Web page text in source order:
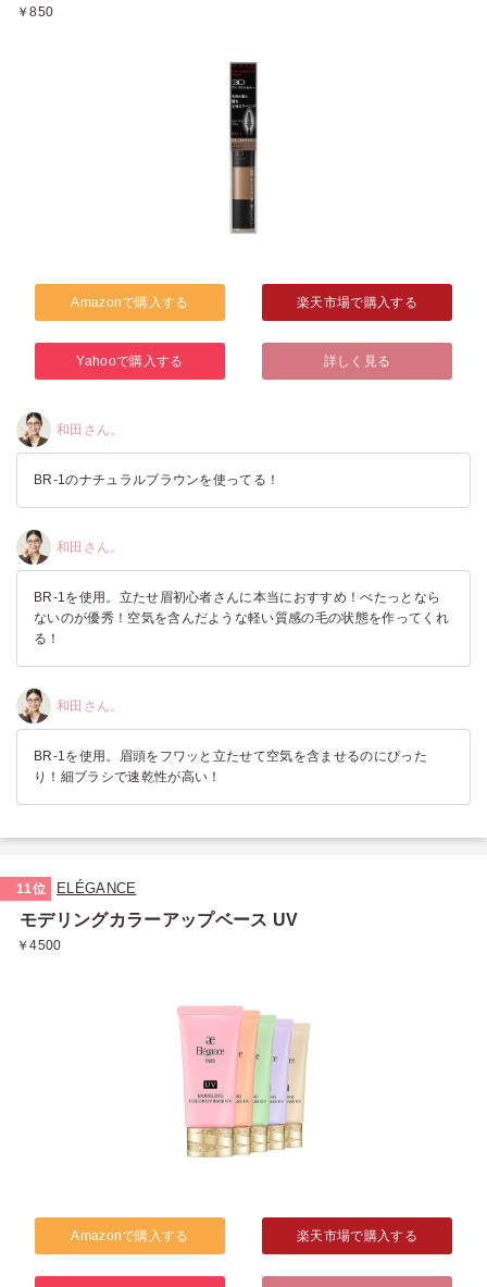
￥850
Amazonで購入する 楽天市場で購入する
Yahooで購入する 詳しく見る
和田さん。
BR-1のナチュラルブラウンを使ってる！
和田さん。
BR-1を使用。立たせ眉初心者さんに本当におすすめ！べたっとなら
ないのが優秀！空気を含んだような軽い質感の毛の状態を作ってくれ
る！
和田さん。
BR-1を使用。眉頭をフワッと立たせて空気を含ませるのにぴった
り！細ブラシで速乾性が高い！
11位 ELÉGANCE
モデリングカラーアップベース UV
￥4500
Amazonで購入する 楽天市場で購入する